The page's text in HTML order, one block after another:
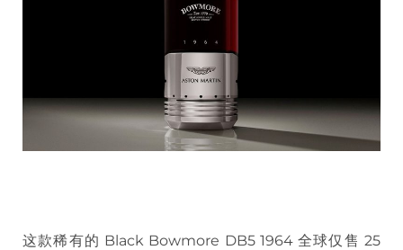
这款稀有的 Black Bowmore DB5 1964 全球仅售 25